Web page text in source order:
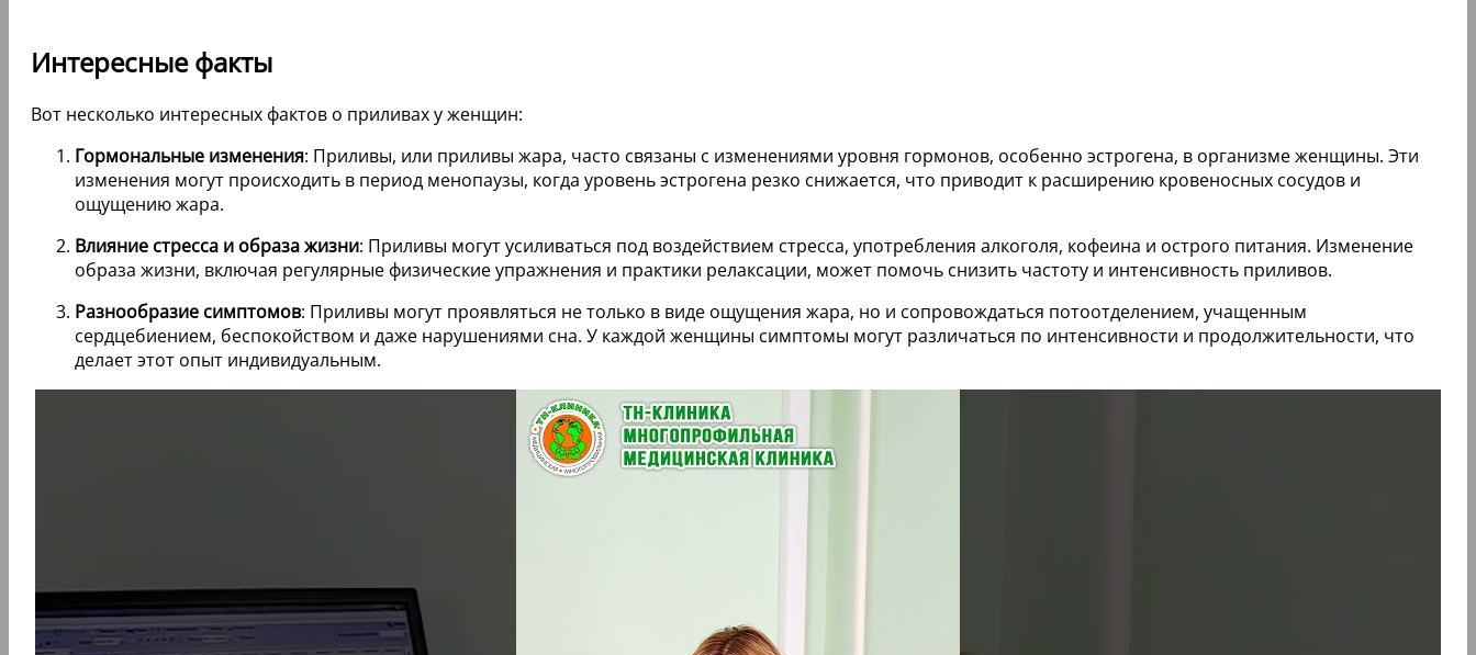
Интересные факты
Вот несколько интересных фактов о приливах у женщин:
Гормональные изменения: Приливы, или приливы жара, часто связаны с изменениями уровня гормонов, особенно эстрогена, в организме женщины. Эти
изменения могут происходить в период менопаузы, когда уровень эстрогена резко снижается, что приводит к расширению кровеносных сосудов и
ощущению жара.
Влияние стресса и образа жизни: Приливы могут усиливаться под воздействием стресса, употребления алкоголя, кофеина и острого питания. Изменение
образа жизни, включая регулярные физические упражнения и практики релаксации, может помочь снизить частоту и интенсивность приливов.
Разнообразие симптомов: Приливы могут проявляться не только в виде ощущения жара, но и сопровождаться потоотделением, учащенным
сердцебиением, беспокойством и даже нарушениями сна. У каждой женщины симптомы могут различаться по интенсивности и продолжительности, что
делает этот опыт индивидуальным.